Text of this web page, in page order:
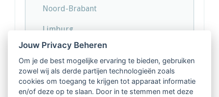
Noord-Brabant
Limburg
Overige
Jouw Privacy Beheren
Om je de best mogelijke ervaring te bieden, gebruiken
zowel wij als derde partijen technologieën zoals
cookies om toegang te krijgen tot apparaat informatie
en/of deze op te slaan. Door in te stemmen met deze